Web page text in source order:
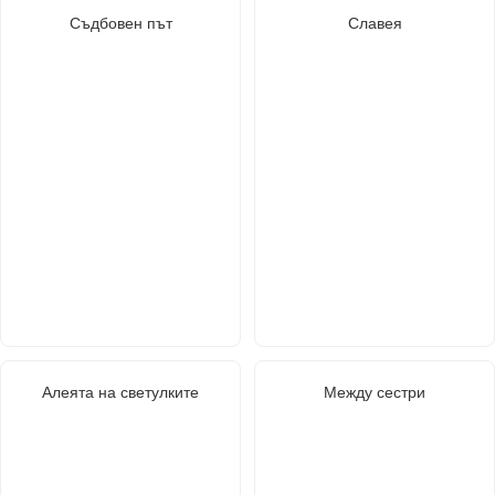
Съдбовен път Славея
Алеята на светулките Между сестри